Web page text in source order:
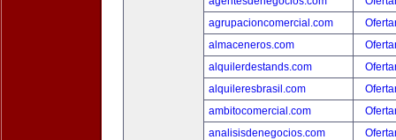
agrupacioncomercial.com
almaceneros.com
alquilerdestands.com
alquileresbrasil.com
ambitocomercial.com
analisisdenegocios.com